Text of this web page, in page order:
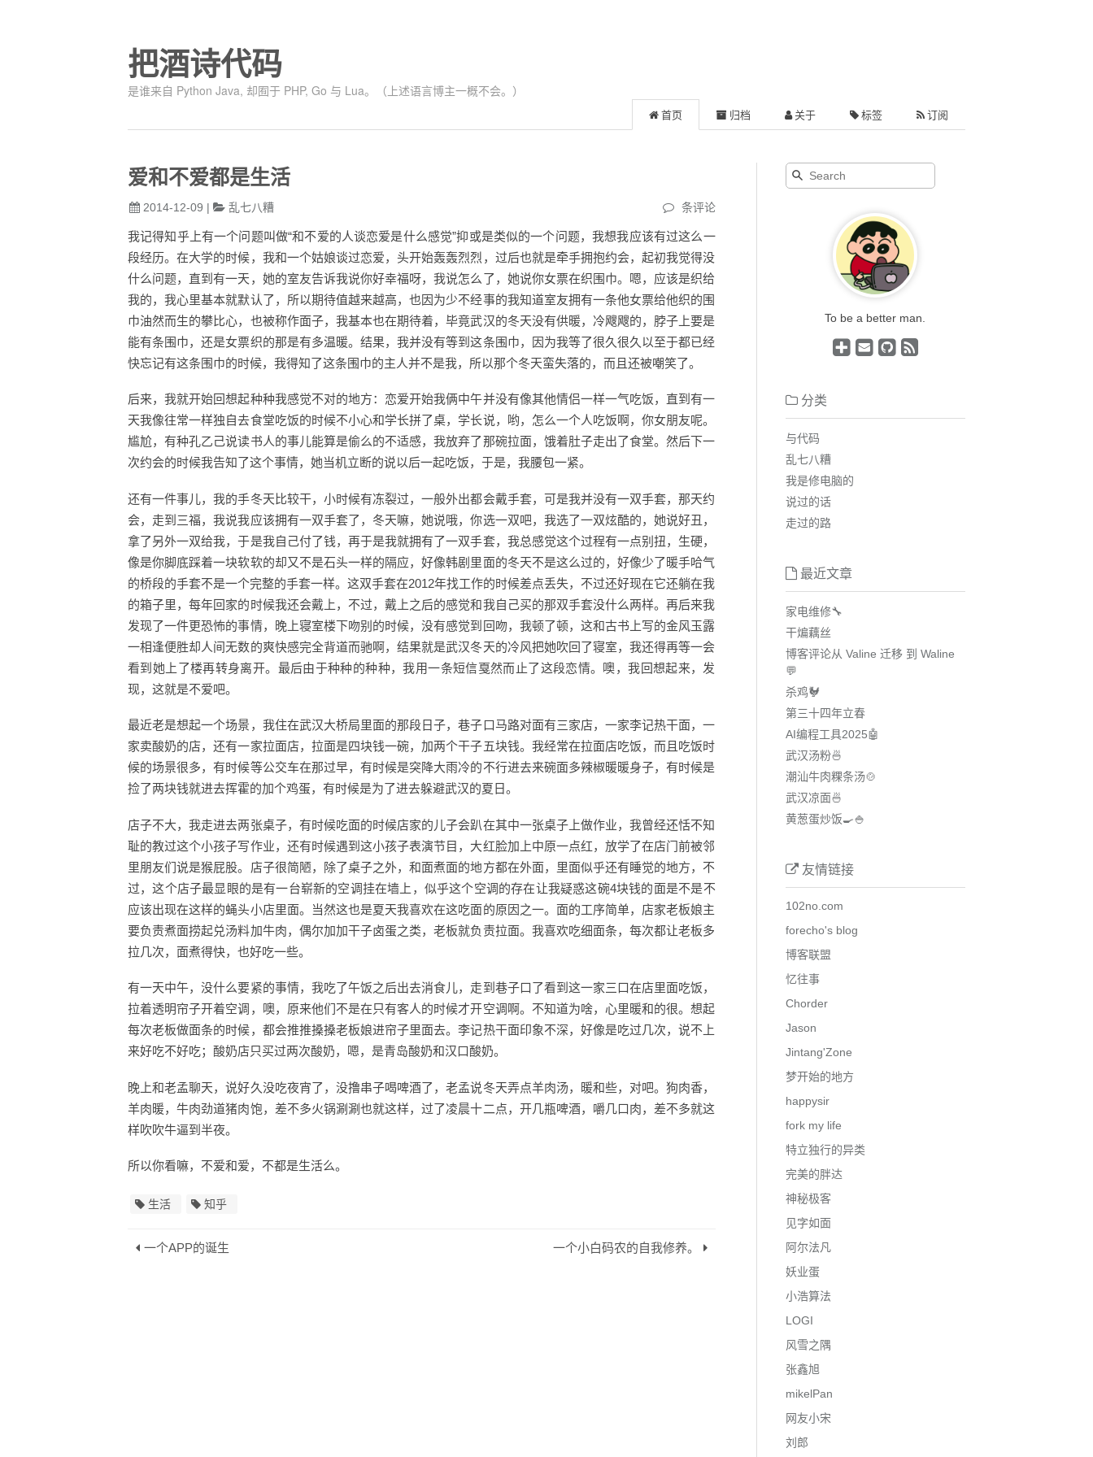
把酒诗代码
是谁来自 Python Java, 却囿于 PHP, Go 与 Lua。（上述语言博主一概不会。）
首页 归档 关于 标签 订阅
爱和不爱都是生活
2014-12-09 | 乱七八糟 条评论
我记得知乎上有一个问题叫做“和不爱的人谈恋爱是什么感觉”抑或是类似的一个问题，我想我应该有过这么一
段经历。在大学的时候，我和一个姑娘谈过恋爱，头开始轰轰烈烈，过后也就是牵手拥抱约会，起初我觉得没
什么问题，直到有一天，她的室友告诉我说你好幸福呀，我说怎么了，她说你女票在织围巾。嗯，应该是织给
我的，我心里基本就默认了，所以期待值越来越高，也因为少不经事的我知道室友拥有一条他女票给他织的围
巾油然而生的攀比心，也被称作面子，我基本也在期待着，毕竟武汉的冬天没有供暖，冷飕飕的，脖子上要是
能有条围巾，还是女票织的那是有多温暖。结果，我并没有等到这条围巾，因为我等了很久很久以至于都已经
快忘记有这条围巾的时候，我得知了这条围巾的主人并不是我，所以那个冬天蛮失落的，而且还被嘲笑了。
后来，我就开始回想起种种我感觉不对的地方：恋爱开始我俩中午并没有像其他情侣一样一气吃饭，直到有一
天我像往常一样独自去食堂吃饭的时候不小心和学长拼了桌，学长说，哟，怎么一个人吃饭啊，你女朋友呢。
尴尬，有种孔乙己说读书人的事儿能算是偷么的不适感，我放弃了那碗拉面，饿着肚子走出了食堂。然后下一
次约会的时候我告知了这个事情，她当机立断的说以后一起吃饭，于是，我腰包一紧。
还有一件事儿，我的手冬天比较干，小时候有冻裂过，一般外出都会戴手套，可是我并没有一双手套，那天约
会，走到三福，我说我应该拥有一双手套了，冬天嘛，她说哦，你选一双吧，我选了一双炫酷的，她说好丑，
拿了另外一双给我，于是我自己付了钱，再于是我就拥有了一双手套，我总感觉这个过程有一点别扭，生硬，
像是你脚底踩着一块软软的却又不是石头一样的隔应，好像韩剧里面的冬天不是这么过的，好像少了暖手哈气
的桥段的手套不是一个完整的手套一样。这双手套在2012年找工作的时候差点丢失，不过还好现在它还躺在我
的箱子里，每年回家的时候我还会戴上，不过，戴上之后的感觉和我自己买的那双手套没什么两样。再后来我
发现了一件更恐怖的事情，晚上寝室楼下吻别的时候，没有感觉到回吻，我顿了顿，这和古书上写的金风玉露
一相逢便胜却人间无数的爽快感完全背道而驰啊，结果就是武汉冬天的冷风把她吹回了寝室，我还得再等一会
看到她上了楼再转身离开。最后由于种种的种种，我用一条短信戛然而止了这段恋情。噢，我回想起来，发
现，这就是不爱吧。
最近老是想起一个场景，我住在武汉大桥局里面的那段日子，巷子口马路对面有三家店，一家李记热干面，一
家卖酸奶的店，还有一家拉面店，拉面是四块钱一碗，加两个干子五块钱。我经常在拉面店吃饭，而且吃饭时
候的场景很多，有时候等公交车在那过早，有时候是突降大雨冷的不行进去来碗面多辣椒暖暖身子，有时候是
捡了两块钱就进去挥霍的加个鸡蛋，有时候是为了进去躲避武汉的夏日。
店子不大，我走进去两张桌子，有时候吃面的时候店家的儿子会趴在其中一张桌子上做作业，我曾经还恬不知
耻的教过这个小孩子写作业，还有时候遇到这小孩子表演节目，大红脸加上中原一点红，放学了在店门前被邻
里朋友们说是猴屁股。店子很简陋，除了桌子之外，和面煮面的地方都在外面，里面似乎还有睡觉的地方，不
过，这个店子最显眼的是有一台崭新的空调挂在墙上，似乎这个空调的存在让我疑惑这碗4块钱的面是不是不
应该出现在这样的蝇头小店里面。当然这也是夏天我喜欢在这吃面的原因之一。面的工序简单，店家老板娘主
要负责煮面捞起兑汤料加牛肉，偶尔加加干子卤蛋之类，老板就负责拉面。我喜欢吃细面条，每次都让老板多
拉几次，面煮得快，也好吃一些。
有一天中午，没什么要紧的事情，我吃了午饭之后出去消食儿，走到巷子口了看到这一家三口在店里面吃饭，
拉着透明帘子开着空调，噢，原来他们不是在只有客人的时候才开空调啊。不知道为啥，心里暖和的很。想起
每次老板做面条的时候，都会推推搡搡老板娘进帘子里面去。李记热干面印象不深，好像是吃过几次，说不上
来好吃不好吃；酸奶店只买过两次酸奶，嗯，是青岛酸奶和汉口酸奶。
晚上和老孟聊天，说好久没吃夜宵了，没撸串子喝啤酒了，老孟说冬天弄点羊肉汤，暖和些，对吧。狗肉香，
羊肉暖，牛肉劲道猪肉饱，差不多火锅涮涮也就这样，过了凌晨十二点，开几瓶啤酒，嚼几口肉，差不多就这
样吹吹牛逼到半夜。
所以你看嘛，不爱和爱，不都是生活么。
生活 知乎
一个APP的诞生 一个小白码农的自我修养。
To be a better man.
分类
与代码
乱七八糟
我是修电脑的
说过的话
走过的路
最近文章
家电维修🔧
干煸藕丝
博客评论从 Valine 迁移 到 Waline
💬
杀鸡🐓
第三十四年立春
AI编程工具2025🤖
武汉汤粉🍜
潮汕牛肉粿条汤🍲
武汉凉面🍜
黄葱蛋炒饭🍳🍚
友情链接
102no.com
forecho's blog
博客联盟
忆往事
Chorder
Jason
Jintang'Zone
梦开始的地方
happysir
fork my life
特立独行的异类
完美的胖达
神秘极客
见字如面
阿尔法凡
妖业蛋
小浩算法
LOGI
风雪之隅
张鑫旭
mikelPan
网友小宋
刘郎